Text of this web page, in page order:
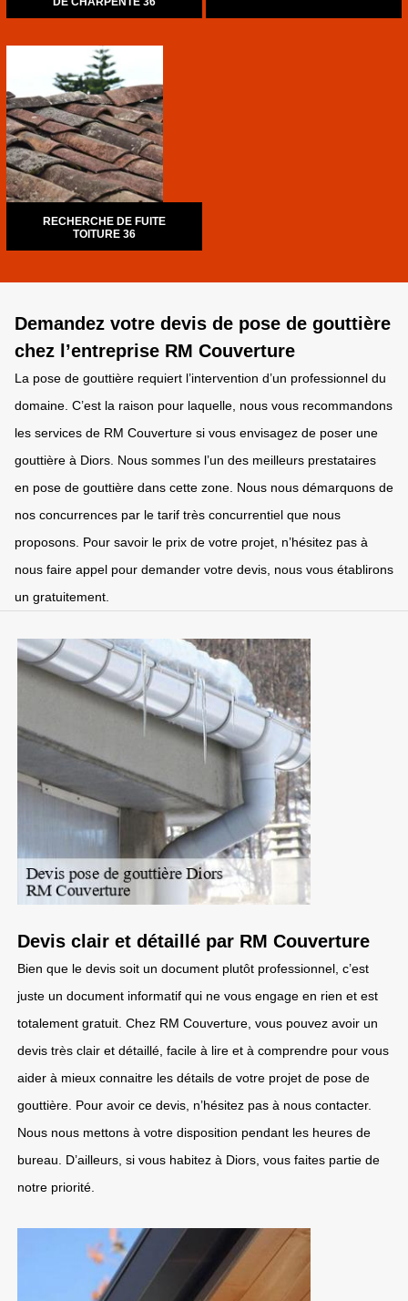
RECHERCHE DE FUITE
TOITURE 36
Demandez votre devis de pose de gouttière
chez l’entreprise RM Couverture
La pose de gouttière requiert l’intervention d’un professionnel du
domaine. C’est la raison pour laquelle, nous vous recommandons
les services de RM Couverture si vous envisagez de poser une
gouttière à Diors. Nous sommes l’un des meilleurs prestataires
en pose de gouttière dans cette zone. Nous nous démarquons de
nos concurrences par le tarif très concurrentiel que nous
proposons. Pour savoir le prix de votre projet, n’hésitez pas à
nous faire appel pour demander votre devis, nous vous établirons
un gratuitement.
Devis clair et détaillé par RM Couverture
Bien que le devis soit un document plutôt professionnel, c’est
juste un document informatif qui ne vous engage en rien et est
totalement gratuit. Chez RM Couverture, vous pouvez avoir un
devis très clair et détaillé, facile à lire et à comprendre pour vous
aider à mieux connaitre les détails de votre projet de pose de
gouttière. Pour avoir ce devis, n’hésitez pas à nous contacter.
Nous nous mettons à votre disposition pendant les heures de
bureau. D’ailleurs, si vous habitez à Diors, vous faites partie de
notre priorité.